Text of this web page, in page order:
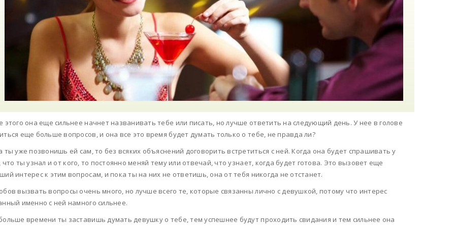
этого она еще сильнее начнет названивать тебе или писать, но лучше ответить на следующий день. У нее в голове
еще больше вопросов, и она все это время будет думать только о тебе, не правда ли?
ты уже позвонишь ей сам, то без всяких объяснений договорить встретиться с ней. Когда она будет спрашивать у
что ты узнал и от кого, то постоянно меняй тему или отвечай, что узнает, когда будет готова. Это вызовет еще
интерес к этим вопросам, и пока ты на них не ответишь, она от тебя никогда не отстанет.
вызвать вопросы очень много, но лучше всего те, которые связанны лично с девушкой, потому что интерес
именно с ней намного сильнее.
времени ты заставишь думать девушку о тебе, тем успешнее будут проходить свидания и тем сильнее она